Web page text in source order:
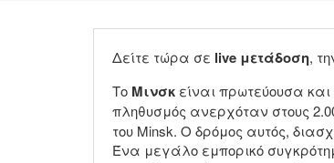
Δείτε τώρα σε live μετάδοση,
Το Μινσκ είναι πρωτεύουσα
πληθυσμός ανερχόταν στους
του Minsk. Ο δρόμος αυτός,
Ένα μεγάλο εμπορικό